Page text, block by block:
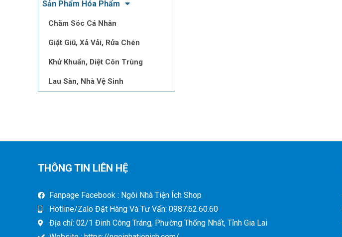
Sản Phẩm Hóa Phẩm
Chăm Sóc Cá Nhân
Giặt Giũ, Xả Vải, Rửa Chén
Khử Khuẩn, Diệt Côn Trùng
Lau Sàn, Nhà Vệ Sinh
THÔNG TIN LIÊN HỆ
Fanpage Facebook : Ngôi Nhà Tiện Ích Shop
Hotline/Zalo Đặt Hàng Và Tư Vấn: 0987.62.60.60
Địa chỉ: 02/1 Đinh Công Tráng, Phường Thống Nhất, Tỉnh Gia Lai